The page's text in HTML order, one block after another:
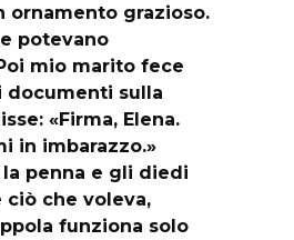
ornamento grazioso.
potevano
mio marito fece
documenti sulla
«Firma, Elena.
in imbarazzo.»
la penna e gli diedi
ciò che voleva,
funziona solo